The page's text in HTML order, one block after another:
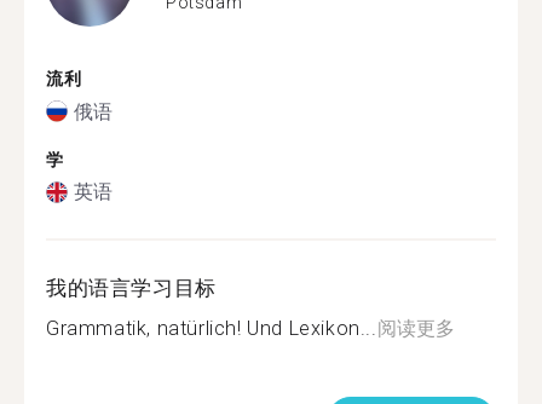
流利
俄语
学
英语
我的语言学习目标
Grammatik, natürlich! Und Lexikon...阅读更多